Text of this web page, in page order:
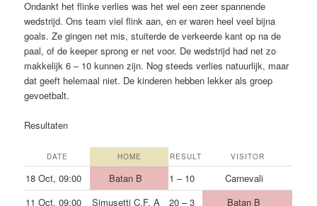
Ondankt het flinke verlies was het wel een zeer spannende
wedstrijd. Ons team viel flink aan, en er waren heel veel bijna
goals. Ze gingen net mis, stuiterde de verkeerde kant op na de
paal, of de keeper sprong er net voor. De wedstrijd had net zo
makkelijk 6 – 10 kunnen zijn. Nog steeds verlies natuurlijk, maar
dat geeft helemaal niet. De kinderen hebben lekker als groep
gevoetbalt.
Resultaten
DATE HOME RESULT VISITOR
18 Oct, 09:00 Batan B 1 – 10
Carnevali
11 Oct, 09:00
Simusetti C.F. A 20 – 3
Batan B